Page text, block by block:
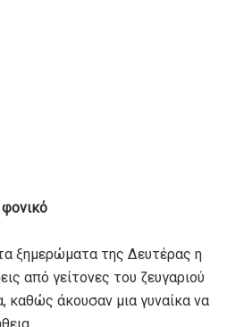
ξημερώματα της Δευτέρας η
από γείτονες του ζευγαριού
καθώς άκουσαν μια γυναίκα να